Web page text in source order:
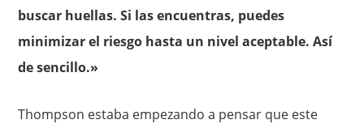
buscar huellas. Si las encuentras, puedes
minimizar el riesgo hasta un nivel aceptable. Así
de sencillo.»
Thompson estaba empezando a pensar que este